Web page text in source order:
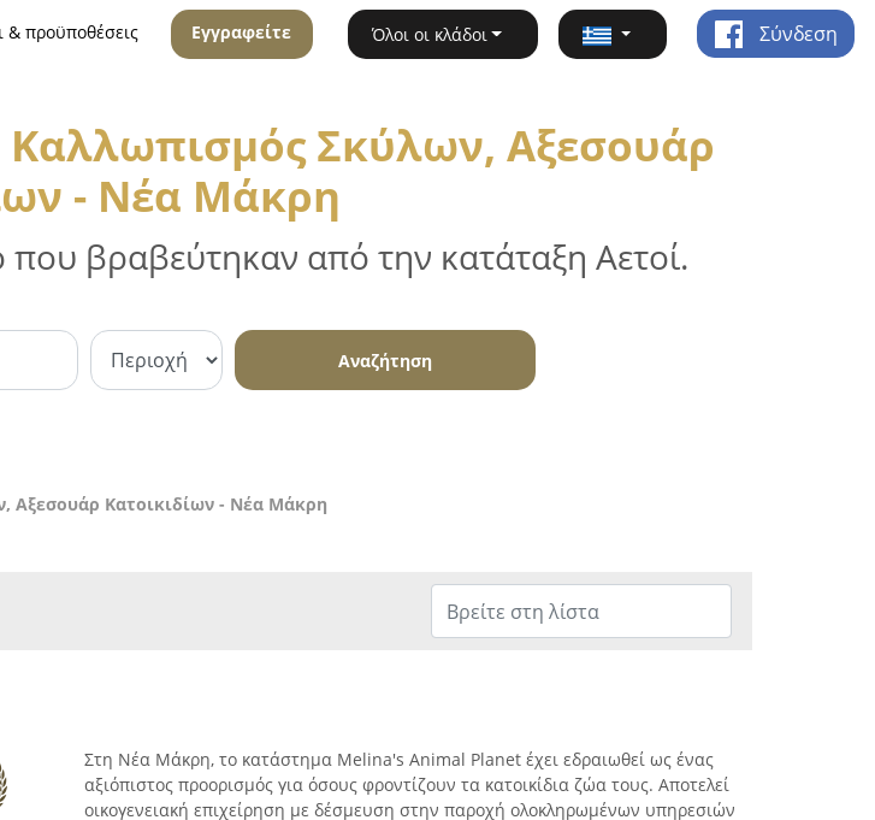
& προϋποθέσεις Εγγραφείτε Όλοι οι κλάδοι Σύνδεση
Καλλωπισμός Σκύλων, Αξεσουάρ
- Νέα Μάκρη
που βραβεύτηκαν από την κατάταξη Αετοί.
Αναζήτηση
Αξεσουάρ Κατοικιδίων - Νέα Μάκρη
Στη Νέα Μάκρη, το κατάστημα Melina's Animal Planet έχει εδραιωθεί ως ένας
αξιόπιστος προορισμός για όσους φροντίζουν τα κατοικίδια ζώα τους. Αποτελεί
οικογενειακή επιχείρηση με δέσμευση στην παροχή ολοκληρωμένων υπηρεσιών